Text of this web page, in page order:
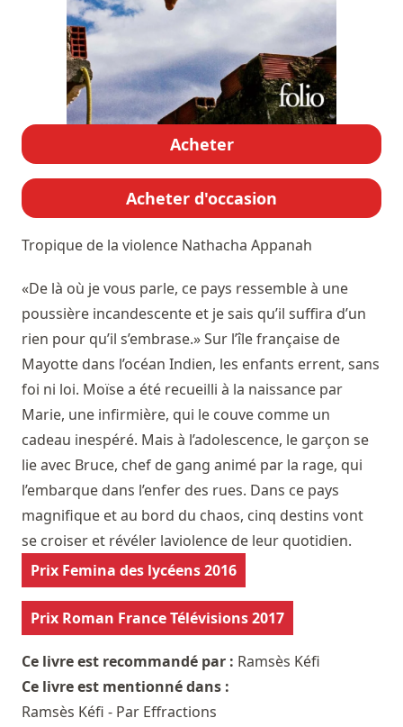
Acheter
Acheter d'occasion
Tropique de la violence Nathacha Appanah
«De là où je vous parle, ce pays ressemble à une
poussière incandescente et je sais qu’il suffira d’un
rien pour qu’il s’embrase.» Sur l’île française de
Mayotte dans l’océan Indien, les enfants errent, sans
foi ni loi. Moïse a été recueilli à la naissance par
Marie, une infirmière, qui le couve comme un
cadeau inespéré. Mais à l’adolescence, le garçon se
lie avec Bruce, chef de gang animé par la rage, qui
l’embarque dans l’enfer des rues. Dans ce pays
magnifique et au bord du chaos, cinq destins vont
se croiser et révéler laviolence de leur quotidien.
Prix Femina des lycéens 2016
Prix Roman France Télévisions 2017
Ce livre est recommandé par : Ramsès Kéfi
Ce livre est mentionné dans :
Ramsès Kéfi - Par Effractions